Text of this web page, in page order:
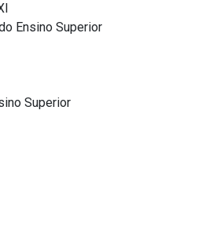
Ensino Superior
Superior